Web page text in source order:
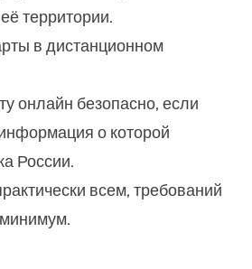
территории.
в дистанционном
онлайн безопасно, если
о которой
России.
всем, требований